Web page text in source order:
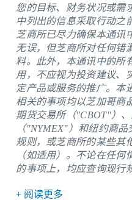
您的目标、财务状况或需
中列出的信息采取行动之
芝商所已尽力确保本通讯
无误，但芝商所对任何错
料。此外，本通讯中的所
用，不应视为投资建议、
定产品或服务的推广。本
相关的事项均以芝加哥商
期货交易所（"CBOT"）
（"NYMEX"）和纽约商
规则，或芝商所的某些其
（如适用）。不论在任
的事项上，均应查询现行
+ 阅读更多